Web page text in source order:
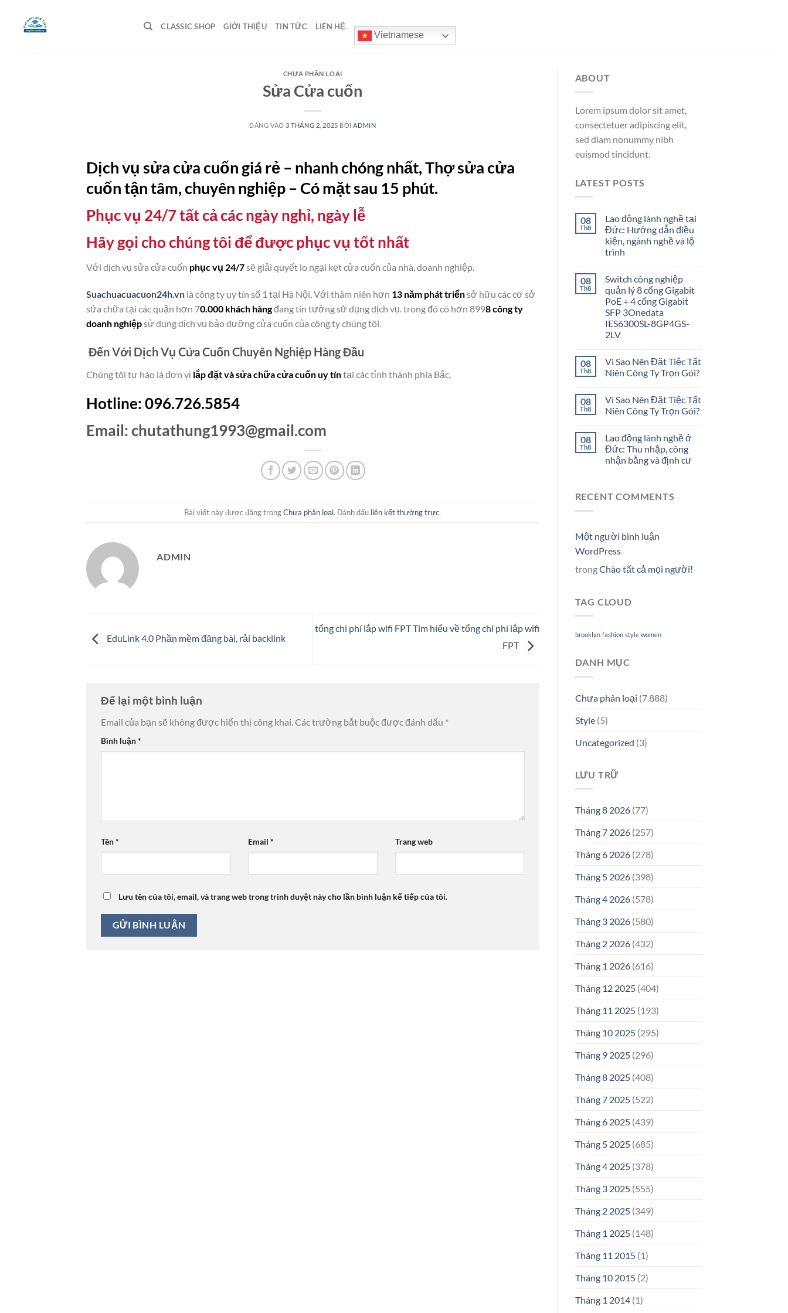
CLASSIC SHOP GIỚI THIỆU TIN TỨC LIÊN HỆ
Vietnamese
CHƯA PHÂN LOẠI
Sửa Cửa cuốn
ĐĂNG VÀO 3 THÁNG 2, 2025 BỞI ADMIN
Dịch vụ sửa cửa cuốn giá rẻ – nhanh chóng nhất, Thợ sửa cửa
cuốn tận tâm, chuyên nghiệp – Có mặt sau 15 phút.
Phục vụ 24/7 tất cả các ngày nghỉ, ngày lễ
Hãy gọi cho chúng tôi để được phục vụ tốt nhất
Với dịch vụ sửa cửa cuốn phục vụ 24/7sẽ giải quyết lo ngại kẹt cửa cuốn của nhà, doanh nghiệp.
Suachuacuacuon24h.vn là công ty uy tín số 1 tại Hà Nội, Với thâm niên hơn 13 năm phát triểnsở hữu các cơ sở
sửa chữa tại các quận hơn 70.000 khách hàngđang tin tưởng sử dụng dịch vụ. trong đó có hơn 8998 công ty
doanh nghiệpsử dụng dịch vụ bảo dưỡng cửa cuốn của công ty chúng tôi.
Đến Với Dịch Vụ Cửa Cuốn Chuyên Nghiệp Hàng Đầu
Chúng tôi tự hào là đơn vị lắp đặt và sửa chữa cửa cuốn uy tíntại các tỉnh thành phía Bắc,
Hotline: 096.726.5854
Email: chutathung1993@gmail.com
Bài viết này được đăng trongChưa phân loại. Đánh dấu liên kết thường trực.
ADMIN
EduLink 4.0 Phần mềm đăng bài, rải backlink
tổng chi phí lắp wifi FPT Tim hiểu về tổng chi phí lắp wifi
FPT
Để lại một bình luận
Email của bạn sẽ không được hiển thị công khai.Các trường bắt buộc được đánh dấu *
Bình luận*
Tên* Email * Trang web
Lưu tên của tôi, email, và trang web trong trình duyệt này cho lần bình luận kế tiếp của tôi.
ABOUT
Lorem ipsum dolor sit amet,
consectetuer adipiscing elit,
sed diam nonummy nibh
euismod tincidunt.
LATEST POSTS
08
Th8
Lao động lành nghề tại
Đức: Hướng dẫn điều
kiện, ngành nghề và lộ
trình
08
Th8
Switch công nghiệp
quản lý 8 cổng Gigabit
PoE + 4 cổng Gigabit
SFP 3Onedata
IES6300SL-8GP4GS-
2LV
08
Th8
Vì Sao Nên Đặt Tiệc Tất
Niên Công Ty Trọn Gói?
08
Th8
Vì Sao Nên Đặt Tiệc Tất
Niên Công Ty Trọn Gói?
08
Th8
Lao động lành nghề ở
Đức: Thu nhập, công
nhận bằng và định cư
RECENT COMMENTS
Một người bình luận
WordPress
trongChào tất cả mọi người!
TAG CLOUD
brooklyn fashion style women
DANH MỤC
Chưa phân loại (7.888)
Style(5)
Uncategorized (3)
LƯU TRỮ
Tháng 8 2026(77)
Tháng 7 2026(257)
Tháng 6 2026(278)
Tháng 5 2026(398)
Tháng 4 2026(578)
Tháng 3 2026(580)
Tháng 2 2026(432)
Tháng 1 2026(616)
Tháng 12 2025(404)
Tháng 11 2025(193)
Tháng 10 2025(295)
Tháng 9 2025(296)
Tháng 8 2025(408)
Tháng 7 2025(522)
Tháng 6 2025(439)
Tháng 5 2025(685)
Tháng 4 2025(378)
Tháng 3 2025(555)
Tháng 2 2025(349)
Tháng 1 2025(148)
Tháng 11 2015(1)
Tháng 10 2015(2)
Tháng 1 2014(1)